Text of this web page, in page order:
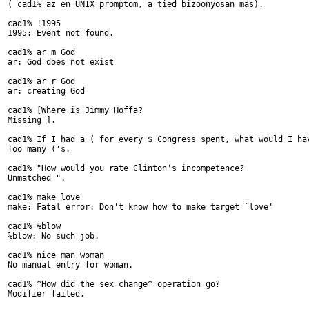
( cad1% az en UNIX promptom, a tied bizoonyosan mas).
cad1% !1995
1995: Event not found.
cad1% ar m God
ar: God does not exist
cad1% ar r God
ar: creating God
cad1% [Where is Jimmy Hoffa?
Missing ].
cad1% If I had a ( for every $ Congress spent, what would I
Too many ('s.
cad1% "How would you rate Clinton's incompetence?
Unmatched ".
cad1% make love
make: Fatal error: Don't know how to make target `love'
cad1% %blow
%blow: No such job.
cad1% nice man woman
No manual entry for woman.
cad1% ^How did the sex change^ operation go?
Modifier failed.